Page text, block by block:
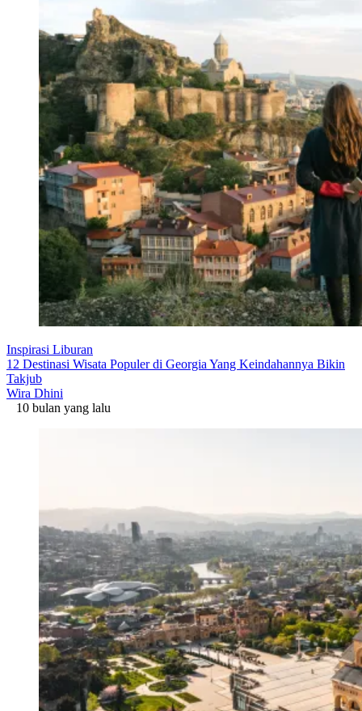
Inspirasi Liburan
12 Destinasi Wisata Populer di Georgia Yang Keindahannya Bikin
Takjub
Wira Dhini
10 bulan yang lalu